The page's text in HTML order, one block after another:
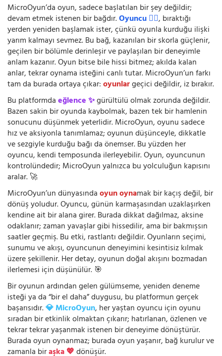
MicroOyun’da oyun, sadece başlatılan bir şey değildir;
devam etmek istenen bir bağdır.Oyuncu 🧍‍♂️, bıraktığı
yerden yeniden başlamak ister, çünkü oyunla kurduğu ilişki
yarım kalmayı sevmez. Bu bağ, kazanılan bir skorla güçlenir,
geçilen bir bölümle derinleşir ve paylaşılan bir deneyimle
anlam kazanır. Oyun bitse bile hissi bitmez; akılda kalan
anlar, tekrar oynama isteğini canlı tutar. MicroOyun’un farkı
tam da burada ortaya çıkar:oyunlargeçici değildir, iz bırakır.
Bu platformdaeğlence ✨gürültülü olmak zorunda değildir.
Bazen sakin bir oyunda kaybolmak, bazen tek bir hamlenin
sonucunu düşünmek yeterlidir. MicroOyun, oyunu sadece
hız ve aksiyonla tanımlamaz; oyunun düşünceyle, dikkatle
ve sezgiyle kurduğu bağı da önemser. Bu yüzden her
oyuncu, kendi temposunda ilerleyebilir. Oyun, oyuncunun
kontrolündedir; MicroOyun yalnızca bu yolculuğun kapısını
aralar. 🚀
MicroOyun’un dünyasındaoyun oynamak bir kaçış değil, bir
dönüş yoludur. Oyuncu, günün karmaşasından uzaklaşırken
kendine ait bir alana girer. Burada dikkat dağılmaz, aksine
odaklanır; zaman yavaşlar gibi hissedilir, ama bir bakmışsın
saatler geçmiş. Bu etki, rastlantı değildir. Oyunların seçimi,
sunumu ve akışı, oyuncunun deneyimini kesintisiz kılmak
üzere şekillenir. Her detay, oyunun doğal akışını bozmadan
ilerlemesi için düşünülür. 🎯
Bir oyunun ardından gelen gülümseme, yeniden deneme
isteği ya da “bir el daha” duygusu, bu platformun gerçek
başarısıdır.💎 MicroOyun, her yaştan oyuncu için oyunu
sıradan bir etkinlik olmaktan çıkarır; hatırlanan, özlenen ve
tekrar tekrar yaşanmak istenen bir deneyime dönüştürür.
Burada oyun oynanmaz; burada oyun yaşanır, bağ kurulur ve
zamanla biraşka 💖dönüşür.